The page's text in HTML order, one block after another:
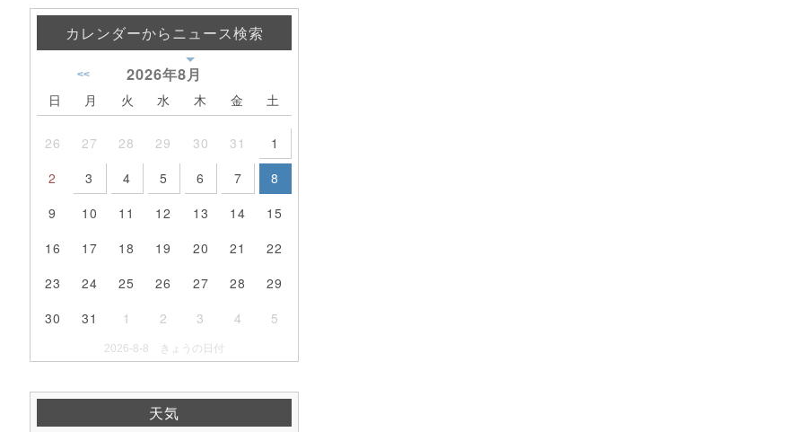
カレンダーからニュース検索
2026年8月
<<
日 月 火 水 木 金 土
26 27 28 29 30 31
1
2
3 4 5 6 7
8
9
10 11 12 13 14
15
16
17 18 19 20 21
22
23
24 25 26 27 28
29
30
31 1 2 3 4 5
2026-8-8 きょうの日付
天気